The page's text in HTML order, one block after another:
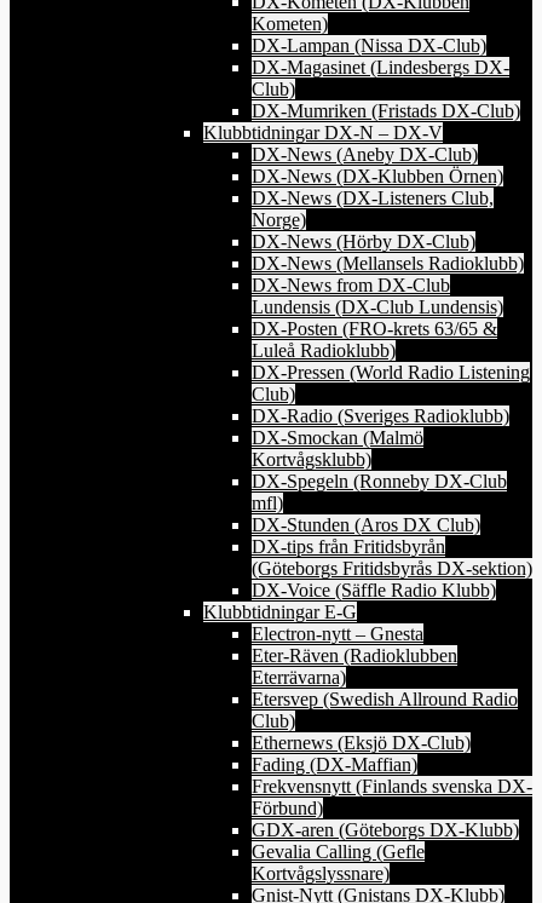
Kometen)
DX-Lampan (Nissa DX-Club)
DX-Magasinet (Lindesbergs DX-
Club)
DX-Mumriken (Fristads DX-Club)
Klubbtidningar DX-N – DX-V
DX-News (Aneby DX-Club)
DX-News (DX-Klubben Örnen)
DX-News (DX-Listeners Club,
Norge)
DX-News (Hörby DX-Club)
DX-News (Mellansels Radioklubb)
DX-News from DX-Club
Lundensis (DX-Club Lundensis)
DX-Posten (FRO-krets 63/65 &
Luleå Radioklubb)
DX-Pressen (World Radio Listening
Club)
DX-Radio (Sveriges Radioklubb)
DX-Smockan (Malmö
Kortvågsklubb)
DX-Spegeln (Ronneby DX-Club
mfl)
DX-Stunden (Aros DX Club)
DX-tips från Fritidsbyrån
(Göteborgs Fritidsbyrås DX-sektion)
DX-Voice (Säffle Radio Klubb)
Klubbtidningar E-G
Electron-nytt – Gnesta
Eter-Räven (Radioklubben
Eterrävarna)
Etersvep (Swedish Allround Radio
Club)
Ethernews (Eksjö DX-Club)
Fading (DX-Maffian)
Frekvensnytt (Finlands svenska DX-
Förbund)
GDX-aren (Göteborgs DX-Klubb)
Gevalia Calling (Gefle
Kortvågslyssnare)
Gnist-Nytt (Gnistans DX-Klubb)